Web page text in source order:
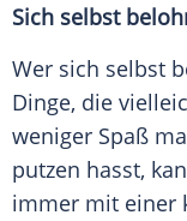
Sich selbst
Wer sich selbst
Dinge, die
weniger Spaß
putzen hasst,
immer mit einer